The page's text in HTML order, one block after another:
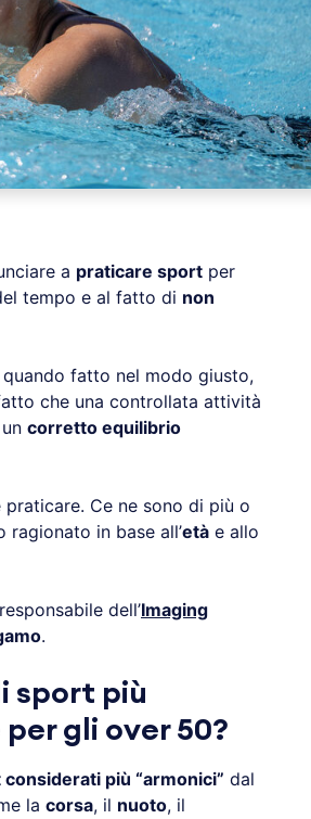
a praticare sport per
tempo e al fatto di non
fatto nel modo giusto,
che una controllata attività
corretto equilibrio
praticare. Ce ne sono di più o
in base all’età e allo
dell’Imaging
.
sport più
gli over 50?
più “armonici” dal
la corsa, il nuoto, il